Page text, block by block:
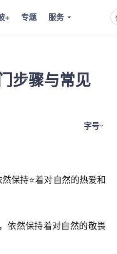
+ 专题 服务
步骤与常见
字号
保持⭐着对自然的热爱和
依然保持着对自然的敬畏